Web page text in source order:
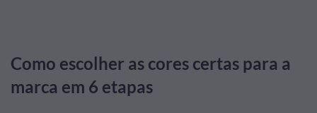
Como escolher as cores certas para a
marca em 6 etapas